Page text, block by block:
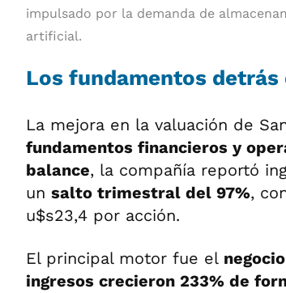
impulsado por la demanda de
artificial.
Los fundamentos
La mejora en la valuación de
fundamentos financieros y
balance, la compañía reportó
un salto trimestral del 97%,
u$s23,4 por acción.
El principal motor fue el
ingresos crecieron 233% de